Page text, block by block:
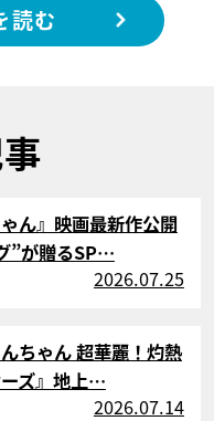
読む
ん』映画最新作公開
”が贈るSP…
2026.07.25
ちゃん 超華麗！灼熱
ズ』地上…
2026.07.14